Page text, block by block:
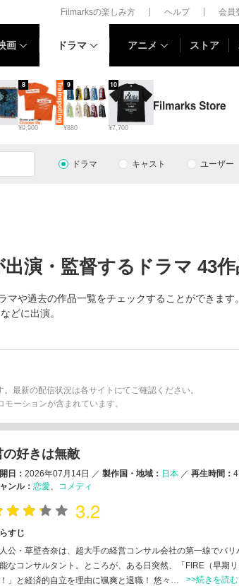
Filmarksの楽しみ方 ヘルプ 会員
画 ドラマ アニメ ストア
¥9,900
8
¥880
9
¥7,700
10
ドラマ キャスト ユーザー
演・監督するドラマ 43作
マや過去の作品一覧をチェックすることができます
どに出演。
最新の配信状況は各サイトにてご確認ください。
ーションが含まれています。
の好きは無敵
日： 2026年07月14日 ／ 製作国・地域： 日本 ／ 再生時間：
ンル： 恋愛 コメディ
3.2
すじ
公・草壁杏奈は、超大手の経営コンサル会社の第一線でバリ
なコンサルタント。ところが、ある日突然、「FIRE（早期
」と経済的自立を理由に颯爽と退職！ 悠々…
>>続きを読む